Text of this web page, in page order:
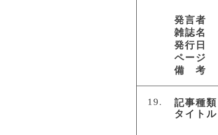
発言者
雑誌名
発行日
ページ
備 考
19.
記事種類
タイトル